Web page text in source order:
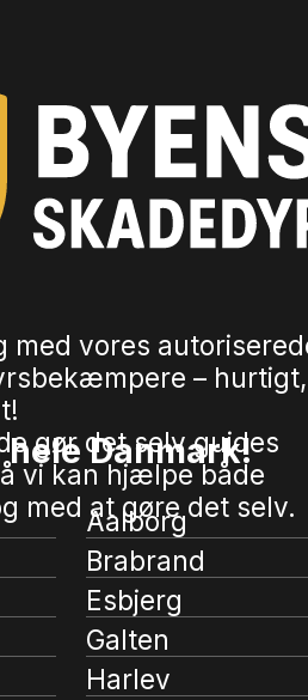
med vores
– hurtigt,
gør det selv guides
vi kan hjælpe både
med at gøre det selv.
Danmark!
Aalborg
Brabrand
Esbjerg
Galten
Harlev